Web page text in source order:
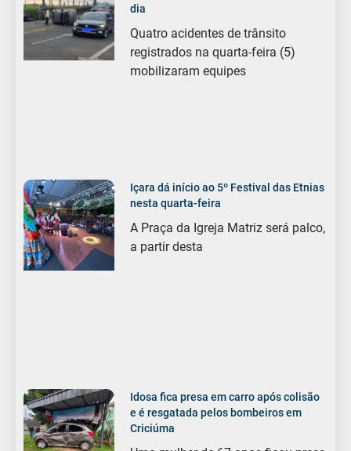
dia
Quatro acidentes de trânsito
registrados na quarta-feira (5)
mobilizaram equipes
Içara dá início ao 5º Festival das Etnias
nesta quarta-feira
A Praça da Igreja Matriz será palco,
a partir desta
Idosa fica presa em carro após colisão
e é resgatada pelos bombeiros em
Criciúma